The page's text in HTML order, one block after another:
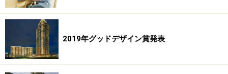
『正直不動産』で描かれる業界裏事情の真
偽は…？
さて、ここから本題に入りますが、今春、不動産業界に
2019年グッドデザイン賞発表